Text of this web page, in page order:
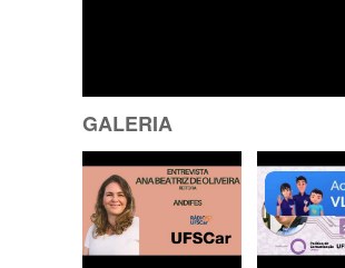
GALERIA